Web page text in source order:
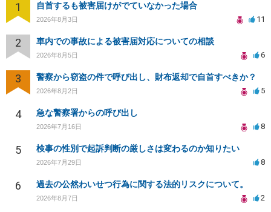
1 自首するも被害届けがでていなかった場合
2026年8月3日 11
2 車内での事故による被害届対応についての相談
2026年8月5日 6
3 警察から窃盗の件で呼び出し、財布返却で自首すべきか？
2026年8月2日 5
4 急な警察署からの呼び出し
2026年7月16日 8
5 検事の性別で起訴判断の厳しさは変わるのか知りたい
2026年7月29日 8
6 過去の公然わいせつ行為に関する法的リスクについて。
2026年8月7日 2